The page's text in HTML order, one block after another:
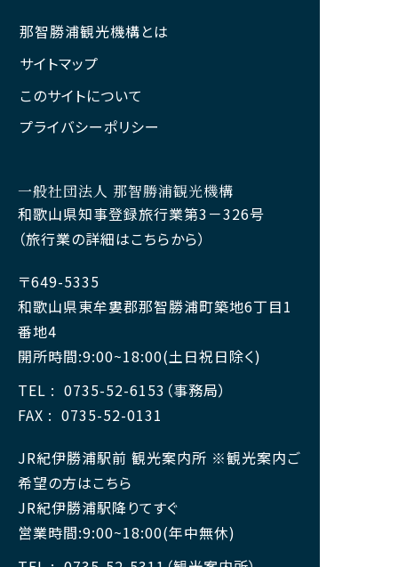
一般社団法人 那智勝浦観光機構
和歌山県知事登録旅行業第3－326号
（旅行業の詳細はこちらから）
〒649-5335
和歌山県東牟婁郡那智勝浦町築地6丁目1
番地4
開所時間:9:00~18:00(土日祝日除く)
TEL
0735-52-6153（事務局）
FAX
0735-52-0131
JR紀伊勝浦駅前 観光案内所 ※観光案内ご
希望の方はこちら
JR紀伊勝浦駅降りてすぐ
営業時間:9:00~18:00(年中無休)
那智勝浦観光機構とは
サイトマップ
このサイトについて
プライバシーポリシー